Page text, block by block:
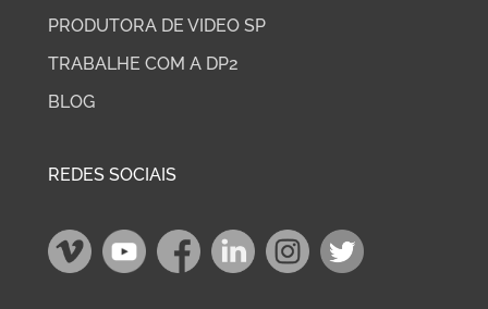
PRODUTORA DE VIDEO SP
TRABALHE COM A DP2
BLOG
REDES SOCIAIS